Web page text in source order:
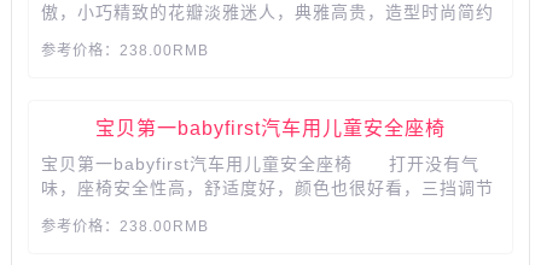
傲，小巧精致的花瓣淡雅迷人，典雅高贵，造型时尚简约
合随意搭配，送女友、闺蜜都很适合喔。...
参考价格：238.00RMB
宝贝第一babyfirst汽车用儿童安全座椅
宝贝第一babyfirst汽车用儿童安全座椅 打开没有气
味，座椅安全性高，舒适度好，颜色也很好看，三挡调节
参考价格：238.00RMB